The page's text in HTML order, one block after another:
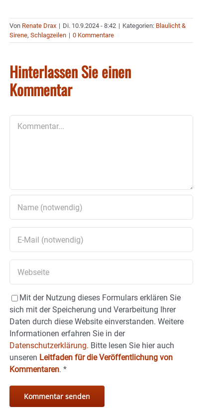
Von Renate Drax | Di. 10.9.2024 - 8:42 | Kategorien: Blaulicht &
Sirene, Schlagzeilen | 0 Kommentare
Hinterlassen Sie einen
Kommentar
Mit der Nutzung dieses Formulars erklären Sie
sich mit der Speicherung und Verarbeitung Ihrer
Daten durch diese Website einverstanden. Weitere
Informationen erfahren Sie in der
Datenschutzerklärung. Bitte lesen Sie hier auch
unseren Leitfaden für die Veröffentlichung von
Kommentaren. *